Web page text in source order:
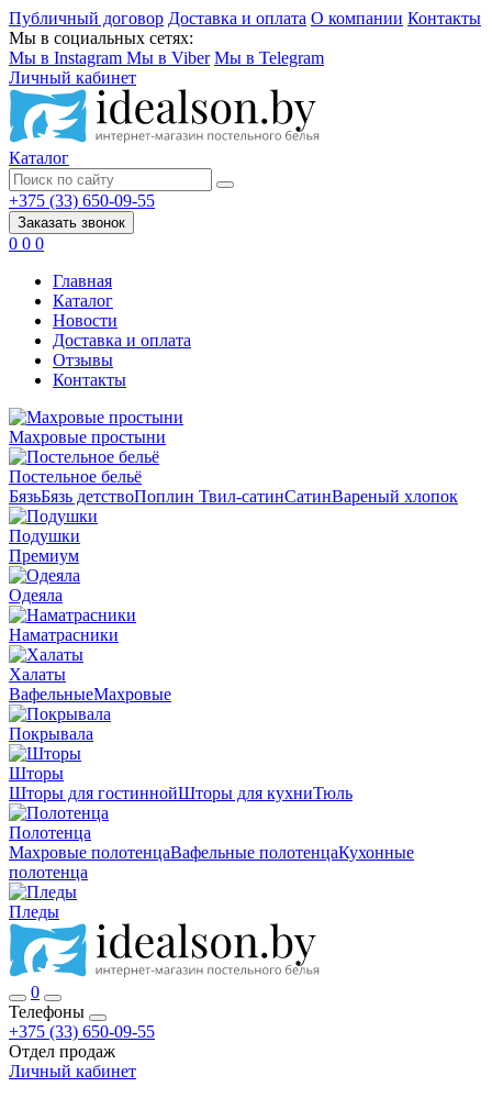
Публичный договор Доставка и оплата О компании Контакты
Мы в социальных сетях:
Мы в Instagram Мы в Viber Мы в Telegram
Личный кабинет
Каталог
+375 (33) 650-09-55
Заказать звонок
0 0 0
Главная
Каталог
Новости
Доставка и оплата
Отзывы
Контакты
Махровые простыни
Постельное бельё
БязьБязь детствоПоплин Твил-сатинСатинВареный хлопок
Подушки
Премиум
Одеяла
Наматрасники
Халаты
ВафельныеМахровые
Покрывала
Шторы
Шторы для гостиннойШторы для кухниТюль
Полотенца
Махровые полотенцаВафельные полотенцаКухонные
полотенца
Пледы
0
Телефоны
+375 (33) 650-09-55
Отдел продаж
Личный кабинет